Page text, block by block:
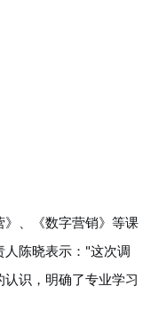
、《数字营销》等课
陈晓表示："这次调
识，明确了专业学习